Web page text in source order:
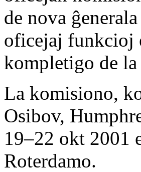
de nova
oficejaj funkcioj
kompletigo de
La komisiono,
Osibov,
19–22 okt 2001
Roterdamo.